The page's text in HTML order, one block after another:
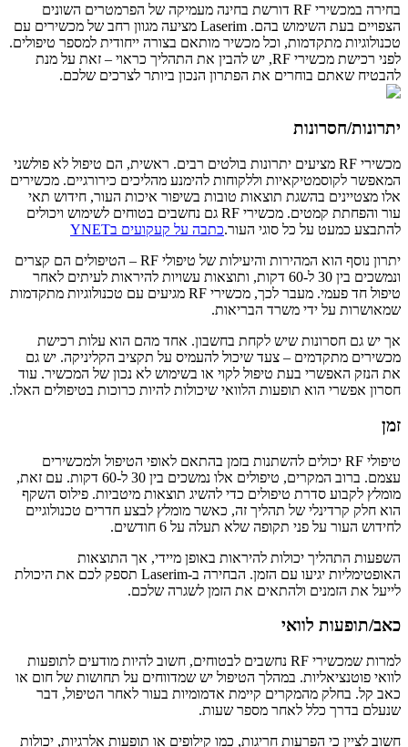
בחירה במכשירי RF דורשת בחינה מעמיקה של הפרמטרים השונים
הצפויים בעת השימוש בהם. Laserim מציעה מגוון רחב של מכשירים עם
טכנולוגיות מתקדמות, וכל מכשיר מותאם בצורה ייחודית למספר טיפולים.
לפני רכישת מכשירי RF, יש להבין את התהליך כראוי – זאת על מנת
להבטיח שאתם בוחרים את הפתרון הנכון ביותר לצרכים שלכם.
יתרונות/חסרונות
מכשירי RF מציעים יתרונות בולטים רבים. ראשית, הם טיפול לא פולשני
המאפשר לקוסמטיקאיות וללקוחות להימנע מהליכים כירורגיים. מכשירים
אלו מצטיינים בהשגת תוצאות טובות בשיפור איכות העור, חידוש תאי
עור והפחתת קמטים. מכשירי RF גם נחשבים בטוחים לשימוש ויכולים
להתבצע כמעט על כל סוגי העור.כתבה על קעקועים בYNET
יתרון נוסף הוא המהירות והיעילות של טיפולי RF – הטיפולים הם קצרים
ונמשכים בין 30 ל-60 דקות, ותוצאות עשויות להיראות לעיתים לאחר
טיפול חד פעמי. מעבר לכך, מכשירי RF מגיעים עם טכנולוגיות מתקדמות
שמאושרות על ידי משרד הבריאות.
אך יש גם חסרונות שיש לקחת בחשבון. אחד מהם הוא עלות רכישת
מכשירים מתקדמים – צעד שיכול להעמיס על תקציב הקליניקה. יש גם
את הנזק האפשרי בעת טיפול לקוי או בשימוש לא נכון של המכשיר. עוד
חסרון אפשרי הוא תופעות הלוואי שיכולות להיות כרוכות בטיפולים האלו.
זמן
טיפולי RF יכולים להשתנות בזמן בהתאם לאופי הטיפול ולמכשירים
עצמם. ברוב המקרים, טיפולים אלו נמשכים בין 30 ל-60 דקות. עם זאת,
מומלץ לקבוע סדרת טיפולים כדי להשיג תוצאות מיטביות. פילוס השקף
הוא חלק קרדינלי של תהליך זה, כאשר מומלץ לבצע חדרים טכנולוגיים
לחידוש העור על פני תקופה שלא תעלה על 6 חודשים.
השפעות התהליך יכולות להיראות באופן מיידי, אך התוצאות
האופטימליות יגיעו עם הזמן. הבחירה ב-Laserim תספק לכם את היכולת
לייעל את הזמנים ולהתאים את הזמן לשגרה שלכם.
כאב/תופעות לוואי
למרות שמכשירי RF נחשבים לבטוחים, חשוב להיות מודעים לתופעות
לוואי פוטנציאליות. במהלך הטיפול יש שמדווחים על תחושות של חום או
כאב קל. בחלק מהמקרים קיימת אדמומיות בעור לאחר הטיפול, דבר
שנעלם בדרך כלל לאחר מספר שעות.
חשוב לציין כי הפרעות חריגות, כמו קילופים או תופעות אלרגיות, יכולות